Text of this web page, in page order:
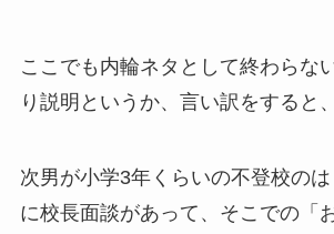
ここでも内輪ネタとして終わらな
り説明というか、言い訳をすると、
次男が小学3年くらいの不登校の
に校長面談があって、そこでの「